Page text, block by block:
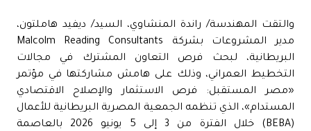
والتقت المهندسة/ راندة المنشاوي، السيد/ ديفيد هاملتون،
مدير المشروعات بشركة Malcolm Reading Consultants
البريطانية، لبحث فرص التعاون المشترك في مجالات
التخطيط العمراني، وذلك على هامش مشاركتها في مؤتمر
«مصر المستقبل: فرص الاستثمار والإصلاح الاقتصادي
المستدام»، الذي تنظمه الجمعية المصرية البريطانية للأعمال
(BEBA) خلال الفترة من 3 إلى 5 يونيو 2026 بالعاصمة